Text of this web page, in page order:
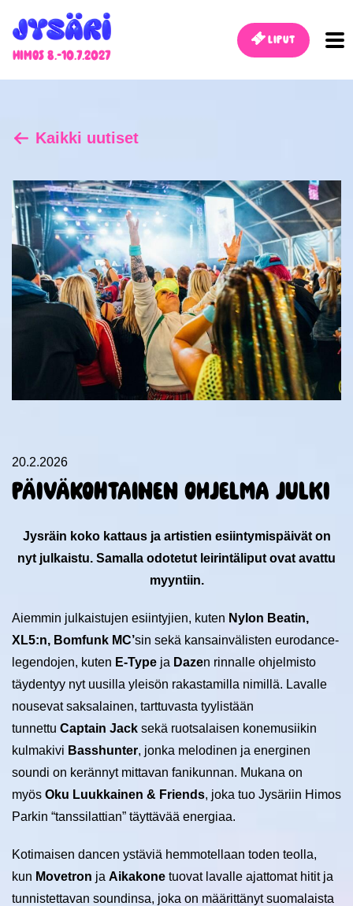
Himos 8.-10.7.2027
Liput
Kaikki uutiset
20.2.2026
Päiväkohtainen ohjelma julki
Jysräin koko kattaus ja artistien esiintymispäivät on
nyt julkaistu. Samalla odotetut leirintäliput ovat avattu
myyntiin.
Aiemmin julkaistujen esiintyjien, kuten Nylon Beatin,
XL5:n, Bomfunk MC’sin sekä kansainvälisten eurodance-
legendojen, kuten E-Type ja Dazen rinnalle ohjelmisto
täydentyy nyt uusilla yleisön rakastamilla nimillä. Lavalle
nousevat saksalainen, tarttuvasta tyylistään
tunnettu Captain Jack sekä ruotsalaisen konemusiikin
kulmakivi Basshunter, jonka melodinen ja energinen
soundi on kerännyt mittavan fanikunnan. Mukana on
myös Oku Luukkainen & Friends, joka tuo Jysäriin Himos
Parkin “tanssilattian” täyttävää energiaa.
Kotimaisen dancen ystäviä hemmotellaan toden teolla,
kun Movetron ja Aikakone tuovat lavalle ajattomat hitit ja
tunnistettavan soundinsa, joka on määrittänyt suomalaista